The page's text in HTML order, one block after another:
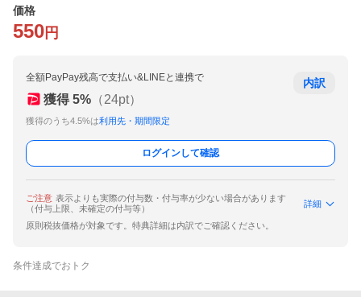
価格
550 円
全額PayPay残高で支払い&LINEと連携で
獲得 5% （24pt）
獲得のうち4.5%は利用先・期間限定
内訳
ログインして確認
ご注意 表示よりも実際の付与数・付与率が少ない場合があります
（付与上限、未確定の付与等）
詳細
原則税抜価格が対象です。特典詳細は内訳でご確認ください。
条件達成でおトク